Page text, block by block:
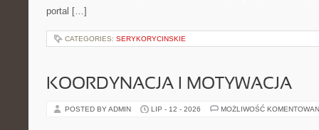
portal […]
CATEGORIES: SERYKORYCINSKIE
KOORDYNACJA I MOTYWACJA
POSTED BY ADMIN LIP - 12 - 2026 MOŻLIWOŚĆ